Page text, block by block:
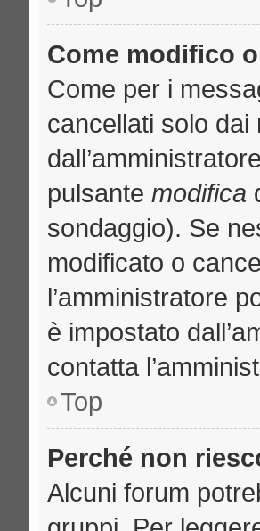
Come modifico
Come per i
cancellati solo
pulsante modifica
sondaggio). Se
modificato o
l’amministratore
è impostato
contatta
Top
Perché non
Alcuni forum